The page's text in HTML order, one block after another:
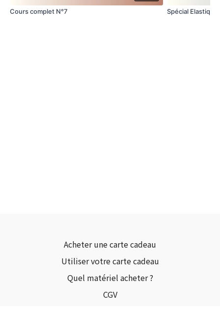
Cours complet N°7 Spécial
Acheter une carte cadeau
Utiliser votre carte cadeau
Quel matériel acheter ?
CGV